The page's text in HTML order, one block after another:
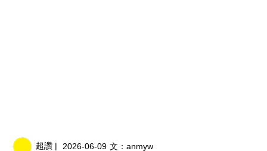
超讚 | 2026-06-09 文： anmyw